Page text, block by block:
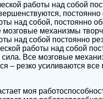
работы над собой
над собой, постоянно
мозговые механизмы
над собой постоянно
работы над собой
Все мозговые
– резко усиливаются
моя